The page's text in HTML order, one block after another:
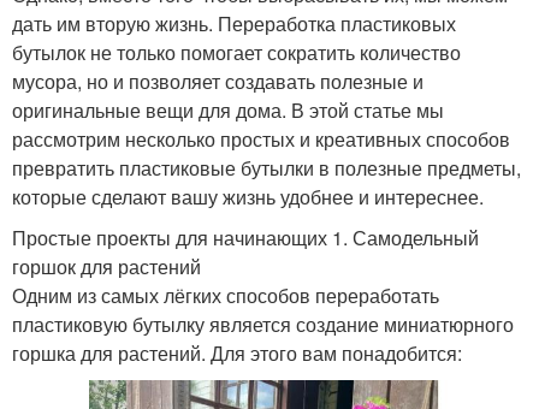
дать им вторую жизнь. Переработка пластиковых
бутылок не только помогает сократить количество
мусора, но и позволяет создавать полезные и
оригинальные вещи для дома. В этой статье мы
рассмотрим несколько простых и креативных способов
превратить пластиковые бутылки в полезные предметы,
которые сделают вашу жизнь удобнее и интереснее.
Простые проекты для начинающих 1. Самодельный
горшок для растений
Одним из самых лёгких способов переработать
пластиковую бутылку является создание миниатюрного
горшка для растений. Для этого вам понадобится: